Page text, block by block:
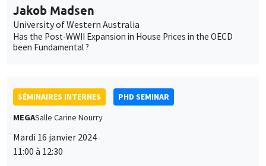
Jakob Madsen
University of Western Australia
Has the Post-WWII Expansion in House Prices in the OECD
been Fundamental ?
SÉMINAIRES INTERNES
PHD SEMINAR
MEGASalle Carine Nourry
Mardi 16 janvier 2024
11:00 à 12:30